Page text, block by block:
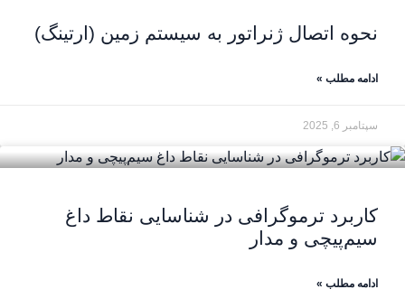
نحوه اتصال ژنراتور به سیستم زمین (ارتینگ)
ادامه مطلب »
سپتامبر 6, 2025
کاربرد ترموگرافی در شناسایی نقاط داغ
سیم‌پیچی و مدار
ادامه مطلب »